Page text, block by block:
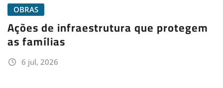
OBRAS
Ações de infraestrutura que protegem
as famílias
6 jul, 2026